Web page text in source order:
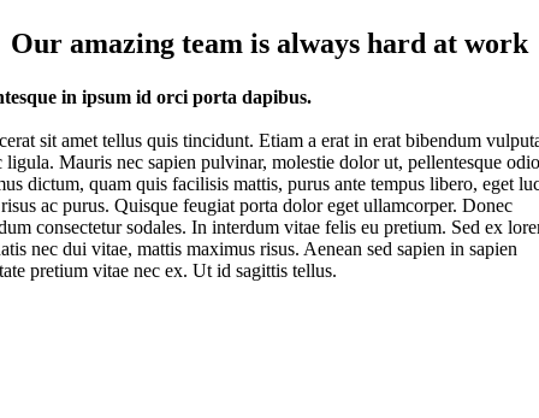
Our amazing team is always hard at work
in ipsum id orci porta dapibus.
sit amet tellus quis tincidunt. Etiam a erat in erat bibendum
ligula. Mauris nec sapien pulvinar, molestie dolor ut, pellentesque
dictum, quam quis facilisis mattis, purus ante tempus libero, eget
ac purus. Quisque feugiat porta dolor eget ullamcorper. Donec
consectetur sodales. In interdum vitae felis eu pretium. Sed ex
nec dui vitae, mattis maximus risus. Aenean sed sapien in sapien
pretium vitae nec ex. Ut id sagittis tellus.